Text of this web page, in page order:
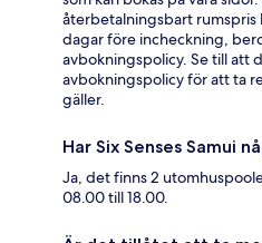
återbetalningsbart rumspris
dagar före incheckning,
avbokningspolicy. Se till att
avbokningspolicy för att ta
gäller.
Har Six Senses Samui
Ja, det finns 2
08.00 till 18.00.